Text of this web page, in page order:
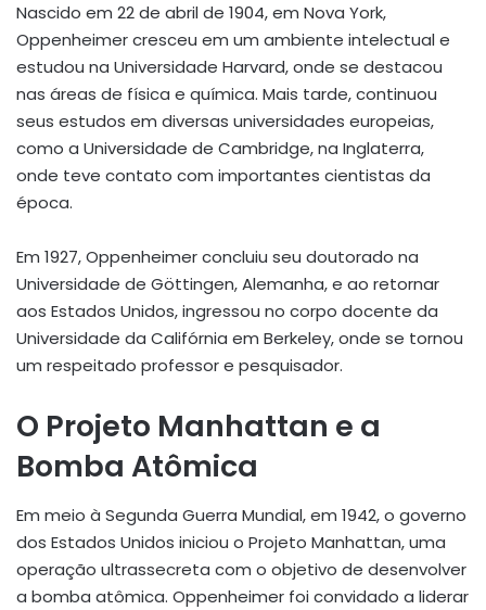
Nascido em 22 de abril de 1904, em Nova York,
Oppenheimer cresceu em um ambiente intelectual e
estudou na Universidade Harvard, onde se destacou
nas áreas de física e química. Mais tarde, continuou
seus estudos em diversas universidades europeias,
como a Universidade de Cambridge, na Inglaterra,
onde teve contato com importantes cientistas da
época.
Em 1927, Oppenheimer concluiu seu doutorado na
Universidade de Göttingen, Alemanha, e ao retornar
aos Estados Unidos, ingressou no corpo docente da
Universidade da Califórnia em Berkeley, onde se tornou
um respeitado professor e pesquisador.
O Projeto Manhattan e a
Bomba Atômica
Em meio à Segunda Guerra Mundial, em 1942, o governo
dos Estados Unidos iniciou o Projeto Manhattan, uma
operação ultrassecreta com o objetivo de desenvolver
a bomba atômica. Oppenheimer foi convidado a liderar